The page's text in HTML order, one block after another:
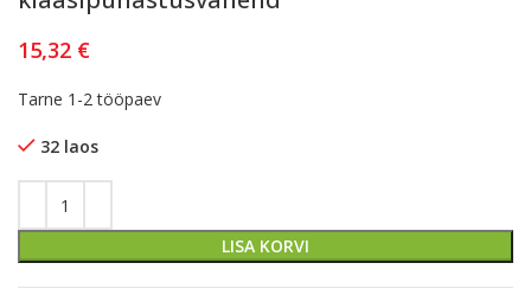
15,32 €
Tarne 1-2 tööpaev
32 laos
LISA KORVI